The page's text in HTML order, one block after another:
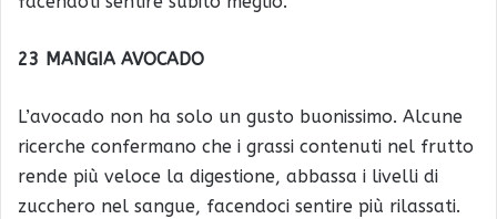
23 MANGIA AVOCADO
L’avocado non ha solo un gusto buonissimo. Alcune
ricerche confermano che i grassi contenuti nel frutto
rende più veloce la digestione, abbassa i livelli di
zucchero nel sangue, facendoci sentire più rilassati.